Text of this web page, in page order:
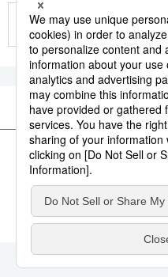
مجتمع الجنس
جيجي برس